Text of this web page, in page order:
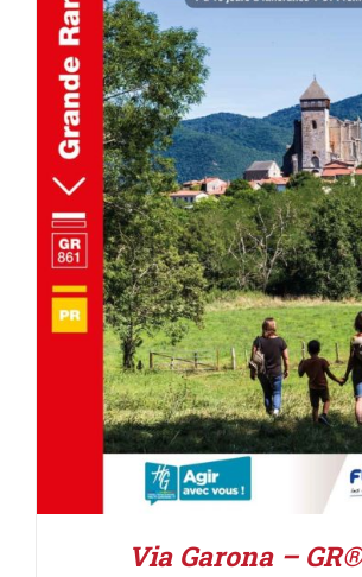
AJOUTER AU PANIER /
Via Garona –